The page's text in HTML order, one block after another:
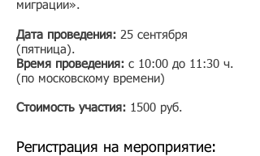
миграции».
Дата проведения: 25 сентября
(пятница).
Время проведения: с 10:00 до 11:30 ч.
(по московскому времени)
Стоимость участия: 1500 руб.​
Регистрация на мероприятие: